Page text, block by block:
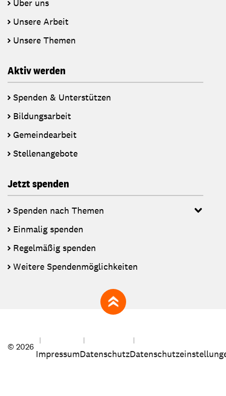
Über uns
Unsere Arbeit
Unsere Themen
Aktiv werden
Spenden & Unterstützen
Bildungsarbeit
Gemeindearbeit
Stellenangebote
Jetzt spenden
Spenden nach Themen
Einmalig spenden
Regelmäßig spenden
Weitere Spendenmöglichkeiten
zum Seitenanfang
© 2026
ImpressumDatenschutz